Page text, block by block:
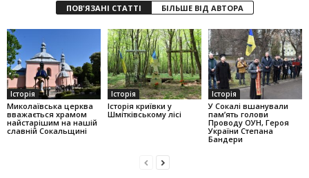
ПОВ'ЯЗАНІ СТАТТІ БІЛЬШЕ ВІД АВТОРА
Історія
Миколаївська церква
вважається храмом
найстарішим на нашій
славній Сокальщині
Історія
Історія криївки у
Шмітківському лісі
Історія
У Сокалі вшанували
пам’ять голови
Проводу ОУН, Героя
України Степана
Бандери